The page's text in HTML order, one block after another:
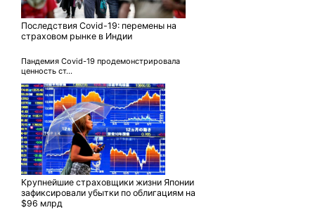
Последствия Covid-19: перемены на
страховом рынке в Индии
Пандемия Covid-19 продемонстрировала
ценность ст...
Крупнейшие страховщики жизни Японии
зафиксировали убытки по облигациям на
$96 млрд